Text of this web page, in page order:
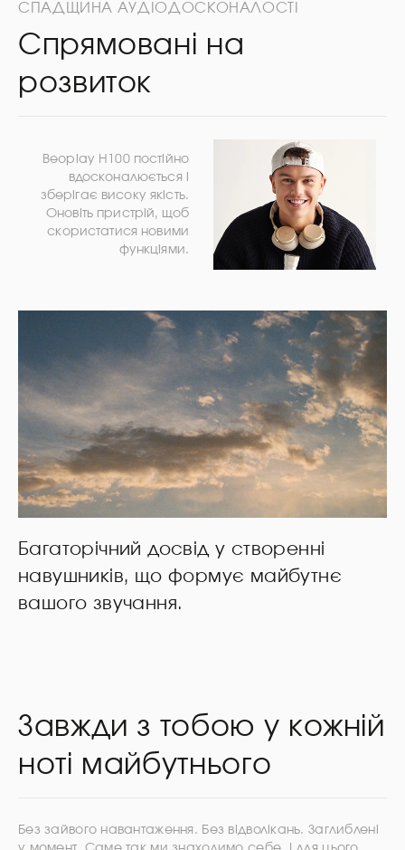
СПАДЩИНА АУДІОДОСКОНАЛОСТІ
Спрямовані на
розвиток
Beoplay H100 постійно
вдосконалюється і
зберігає високу якість.
Оновіть пристрій, щоб
скористатися новими
функціями.
Багаторічний досвід у створенні
навушників, що формує майбутнє
вашого звучання.
Завжди з тобою у кожній
ноті майбутнього
Без зайвого навантаження. Без відволікань. Заглиблені